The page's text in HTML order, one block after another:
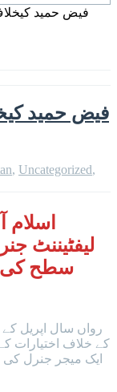
فیض حمید
فیض حمید
, Uncategorized,
لیفٹیننٹ
سطح کی
رواں سال اپریل
کے خلاف اختیارات
ایک میجر جنرل